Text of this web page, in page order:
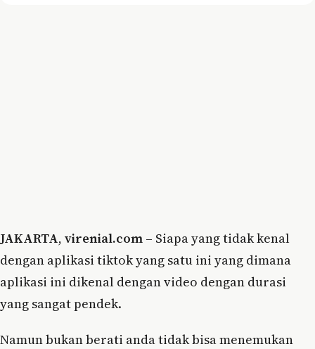
JAKARTA, virenial.com – Siapa yang tidak kenal
dengan aplikasi tiktok yang satu ini yang dimana
aplikasi ini dikenal dengan video dengan durasi
yang sangat pendek.
Namun bukan berati anda tidak bisa menemukan